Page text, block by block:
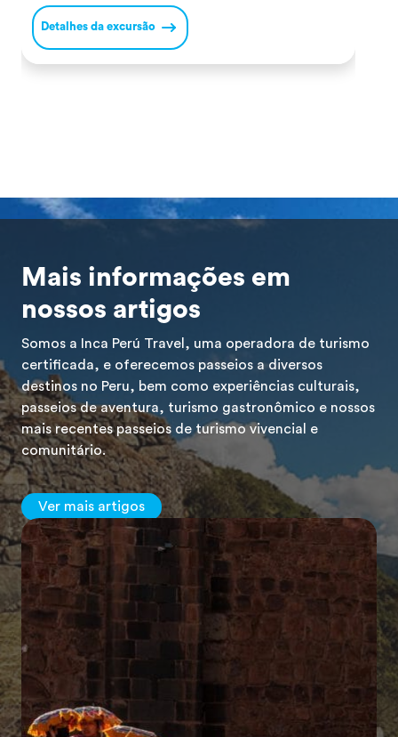
junho) para agradecer pelas colheitas e pedir
prosperidade no novo ciclo agrícola. Durante a
Detalhes da excursão
Mais informações em
nossos artigos
Somos a Inca Perú Travel, uma operadora de turismo
certificada, e oferecemos passeios a diversos
destinos no Peru, bem como experiências culturais,
passeios de aventura, turismo gastronômico e nossos
mais recentes passeios de turismo vivencial e
comunitário.
Ver mais artigos